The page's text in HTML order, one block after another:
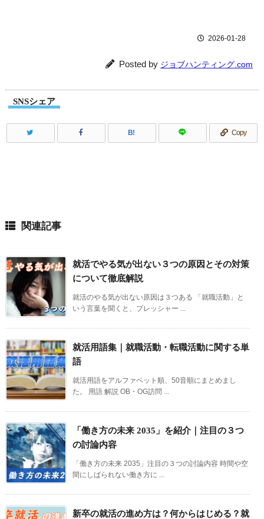
2026-01-28
Posted by ジョブハンティング.com
SNSシェア
B! Copy
関連記事
就活でやる気が出ない３つの原因とその対策
について徹底解説
就活のやる気が出ない原因は３つある 「就職活動」と
いう言葉を聞くと、プレッシャー ...
就活用語集｜就職活動・転職活動に関する単
語
就活用語をアルファベット順、50音順にまとめまし
た。 用語 解説 OB・OG訪問 ...
「働き方の未来 2035」を紹介｜注目の３つ
の討論内容
「働き方の未来 2035」注目の３つの討論内容 時間や空
間にしばられない働き方に ...
新卒の就活の進め方は？何からはじめる？就